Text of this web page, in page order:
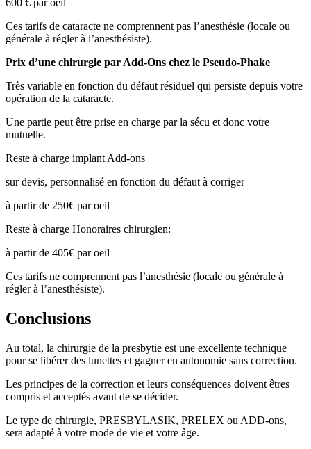
600 € par oeil
Ces tarifs de cataracte ne comprennent pas l’anesthésie (locale ou
générale à régler à l’anesthésiste).
Prix d’une chirurgie par Add-Ons chez le Pseudo-Phake
Très variable en fonction du défaut résiduel qui persiste depuis votre
opération de la cataracte.
Une partie peut être prise en charge par la sécu et donc votre
mutuelle.
Reste à charge implant Add-ons
sur devis, personnalisé en fonction du défaut à corriger
à partir de 250€ par oeil
Reste à charge Honoraires chirurgien:
à partir de 405€ par oeil
Ces tarifs ne comprennent pas l’anesthésie (locale ou générale à
régler à l’anesthésiste).
Conclusions
Au total, la chirurgie de la presbytie est une excellente technique
pour se libérer des lunettes et gagner en autonomie sans correction.
Les principes de la correction et leurs conséquences doivent êtres
compris et acceptés avant de se décider.
Le type de chirurgie, PRESBYLASIK, PRELEX ou ADD-ons,
sera adapté à votre mode de vie et votre âge.